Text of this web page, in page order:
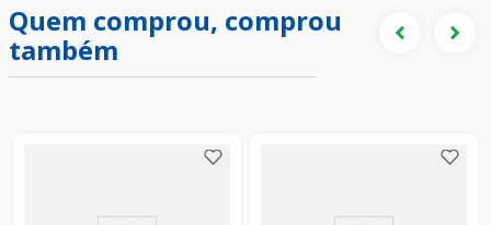
Quem comprou, comprou
também